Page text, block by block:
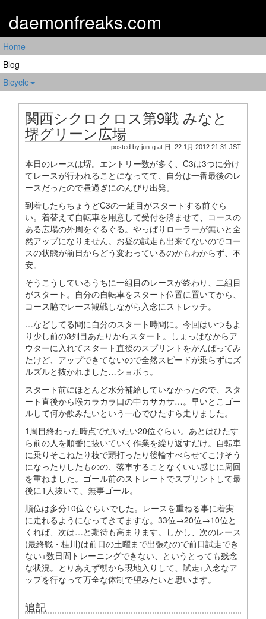
daemonfreaks.com
Home
Blog
Bicycle
関西シクロクロス第9戦 みなと
堺グリーン広場
posted by jun-g at 日, 22 1月 2012 21:31 JST
本日のレースは堺。エントリー数が多く、C3は3つに分け
てレースが行われることになってて、自分は一番最後のレ
ースだったので昼過ぎにのんびり出発。
到着したらちょうどC3の一組目がスタートする前ぐら
い。着替えて自転車を用意して受付を済ませて、コースの
ある広場の外周をぐるぐる。やっぱりローラーが無いと全
然アップになりません。お昼の試走も出来てないのでコー
スの状態が前日からどう変わっているのかもわからず、不
安。
そうこうしているうちに一組目のレースが終わり、二組目
がスタート。自分の自転車をスタート位置に置いてから、
コース脇でレース観戦しながら入念にストレッチ。
…などしてる間に自分のスタート時間に。今回はいつもよ
り少し前の3列目あたりからスタート。しょっぱなからア
ウターに入れてスタート直後のスプリントをがんばってみ
たけど、アップできてないので全然スピードが乗らずにズ
ルズルと抜かれました…ショボっ。
スタート前にほとんど水分補給していなかったので、スタ
ート直後から喉カラカラ口の中カサカサ…。早いとこゴー
ルして何か飲みたいという一心でひたすら走りました。
1周目終わった時点でだいたい20位ぐらい。あとはひたす
ら前の人を順番に抜いていく作業を繰り返すだけ。自転車
に乗りそこねたり枝で頭打ったり後輪すべらせてこけそう
になったりしたものの、落車することなくいい感じに周回
を重ねました。ゴール前のストレートでスプリントして最
後に1人抜いて、無事ゴール。
順位は多分10位ぐらいでした。レースを重ねる事に着実
に走れるようになってきてますな。33位→20位→10位と
くれば、次は…と期待も高まります。しかし、次のレース
(最終戦・桂川)は前日の土曜まで出張なので前日試走でき
ない+数日間トレーニングできない、というとっても残念
な状況。とりあえず朝から現地入りして、試走+入念なア
ップを行なって万全な体制で望みたいと思います。
追記